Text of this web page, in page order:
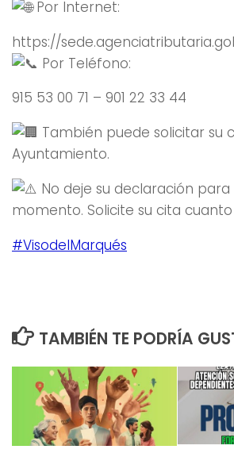
Por Internet:
https://
Por Teléfono:
915 53 00 71 – 901 22 33 44
También puede solicitar su
Ayuntamiento.
No deje su declaración
momento. Solicite su cita
#VisodelMarqués
TAMBIÉN TE PODRÍA